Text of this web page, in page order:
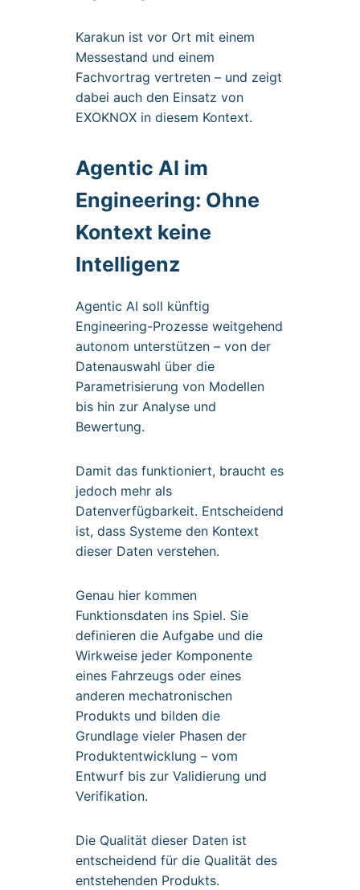
Karakun ist vor Ort mit einem
Messestand und einem
Fachvortrag vertreten – und zeigt
dabei auch den Einsatz von
EXOKNOX in diesem Kontext.
Agentic AI im
Engineering: Ohne
Kontext keine
Intelligenz
Agentic AI soll künftig
Engineering-Prozesse weitgehend
autonom unterstützen – von der
Datenauswahl über die
Parametrisierung von Modellen
bis hin zur Analyse und
Bewertung.
Damit das funktioniert, braucht es
jedoch mehr als
Datenverfügbarkeit. Entscheidend
ist, dass Systeme den Kontext
dieser Daten verstehen.
Genau hier kommen
Funktionsdaten ins Spiel. Sie
definieren die Aufgabe und die
Wirkweise jeder Komponente
eines Fahrzeugs oder eines
anderen mechatronischen
Produkts und bilden die
Grundlage vieler Phasen der
Produktentwicklung – vom
Entwurf bis zur Validierung und
Verifikation.
Die Qualität dieser Daten ist
entscheidend für die Qualität des
entstehenden Produkts.